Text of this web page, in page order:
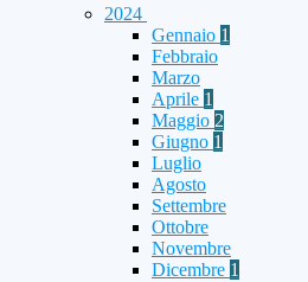
2024
Gennaio 1
Febbraio
Marzo
Aprile 1
Maggio 2
Giugno 1
Luglio
Agosto
Settembre
Ottobre
Novembre
Dicembre 1